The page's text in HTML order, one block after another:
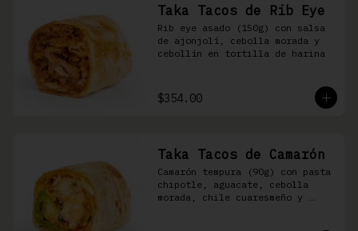
Taka Tacos de Rib Eye
Rib eye asado (150g) con salsa
de ajonjolí, cebolla morada y
cebollín en tortilla de harina
$354.00
Taka Tacos de Camarón
Camarón tempura (90g) con pasta
chipotle, aguacate, cebolla
morada, chile cuaresmeño y